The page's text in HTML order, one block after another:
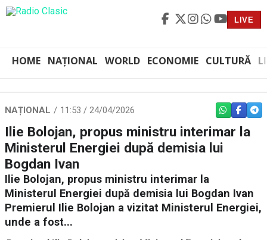
LIVE
HOME NAȚIONAL WORLD ECONOMIE CULTURĂ
NAȚIONAL 11:53 / 24/04/2026 WHATSAPP
Ilie Bolojan, propus ministru interimar la
Ministerul Energiei după demisia lui
Bogdan Ivan
Ilie Bolojan, propus ministru interimar la
Ministerul Energiei după demisia lui Bogdan Ivan
Premierul Ilie Bolojan a vizitat Ministerul Energiei,
unde a fost...